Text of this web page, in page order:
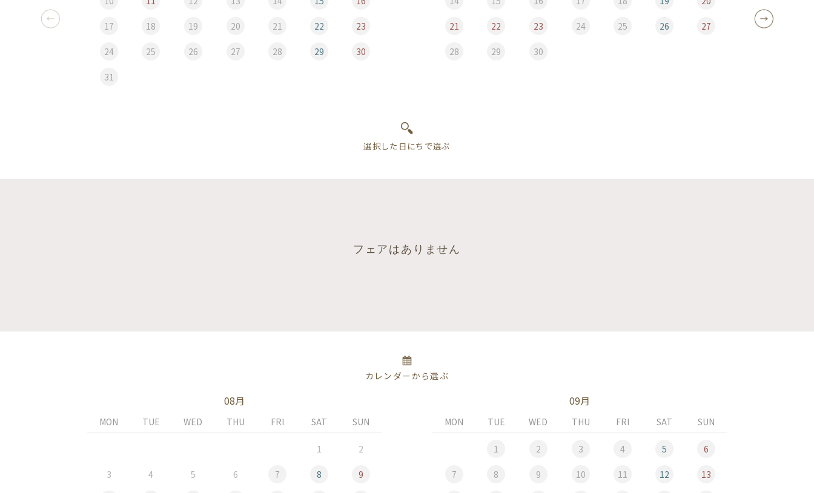
17 18 19 20 21 22 23
24 25 26 27 28 29 30
31
21 22 23 24 25 26 27
28 29 30
フェアはありません
カレンダーから選ぶ
08月
MON TUE WED THU FRI SAT SUN
1 2
3 4 5 6 7 8 9
09月
MON TUE WED THU FRI SAT SUN
1 2 3 4 5 6
7 8 9 10 11 12 13